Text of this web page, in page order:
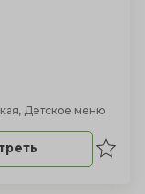
Детское меню